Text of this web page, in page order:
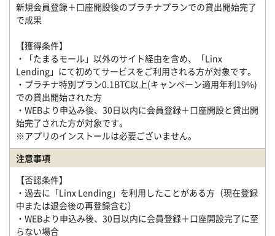
新規会員登録＋口座開設後のプラチナプランでの貸出開始完了
で成果
【獲得条件】
・「たまるモール」以外のサイト経由を含め、「Linx
Lending」にて初めてサービスをご利用される方が対象です。
・プラチナ特別プラン0.1BTC以上(キャンペーン適用年利19%)
での貸出開始された方
・WEBより申込み後、30日以内に会員登録＋口座開設と貸出開
始完了された方が対象です。
※アプリのインストールは必要ございません。
注意事項
【否認条件】
・過去に「Linx Lending」を利用したことがある方（現在登録
中または退会後の再登録含む）
・WEBより申込み後、30日以内に会員登録＋口座開設完了に至
らない場合